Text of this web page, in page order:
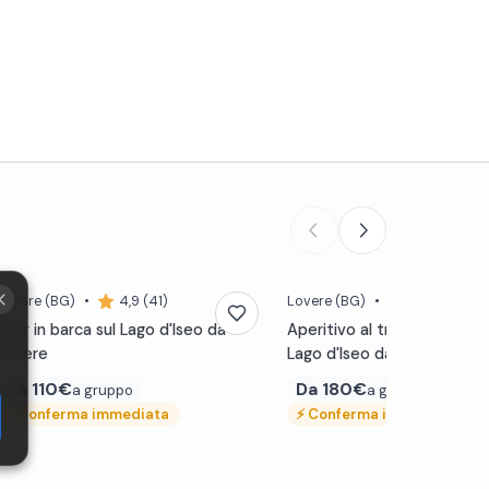
(BG) • 4,9 (41)
Tour in barca sul Lago d'Iseo da
Lovere
110€a gruppo
Conferma immediata
Lovere (BG) •
Aperitivo al tramonto in
Lago d'Iseo da Lovere
Da 180€a gruppo
⚡Conferma immediata